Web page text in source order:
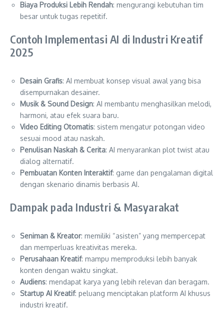
Biaya Produksi Lebih Rendah: mengurangi kebutuhan tim
besar untuk tugas repetitif.
Contoh Implementasi AI di Industri Kreatif
2025
Desain Grafis: AI membuat konsep visual awal yang bisa
disempurnakan desainer.
Musik & Sound Design: AI membantu menghasilkan melodi,
harmoni, atau efek suara baru.
Video Editing Otomatis: sistem mengatur potongan video
sesuai mood atau naskah.
Penulisan Naskah & Cerita: AI menyarankan plot twist atau
dialog alternatif.
Pembuatan Konten Interaktif: game dan pengalaman digital
dengan skenario dinamis berbasis AI.
Dampak pada Industri & Masyarakat
Seniman & Kreator: memiliki “asisten” yang mempercepat
dan memperluas kreativitas mereka.
Perusahaan Kreatif: mampu memproduksi lebih banyak
konten dengan waktu singkat.
Audiens: mendapat karya yang lebih relevan dan beragam.
Startup AI Kreatif: peluang menciptakan platform AI khusus
industri kreatif.